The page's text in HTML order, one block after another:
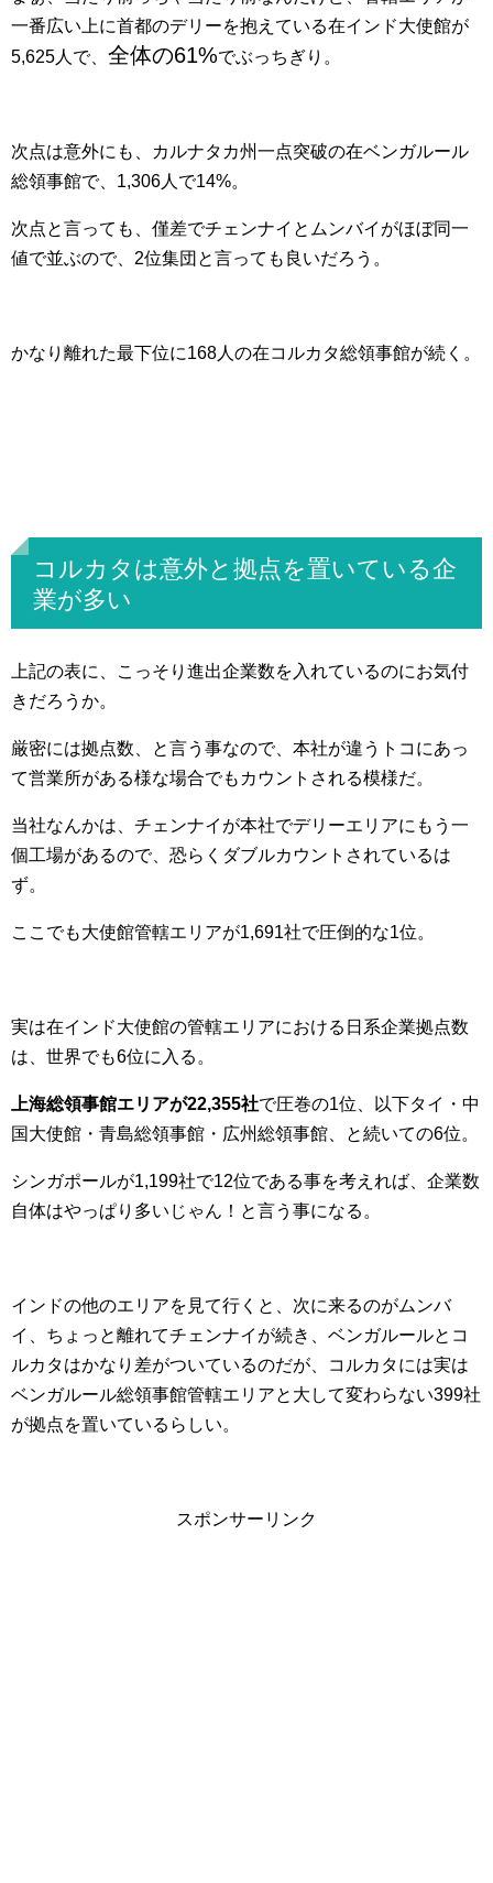
一番広い上に首都のデリーを抱えている在インド大使館が
5,625人で、 全体の61%でぶっちぎり。
次点は意外にも、カルナタカ州一点突破の在ベンガルール
総領事館で、1,306人で14%。
次点と言っても、僅差でチェンナイとムンバイがほぼ同一
値で並ぶので、2位集団と言っても良いだろう。
かなり離れた最下位に168人の在コルカタ総領事館が続く。
コルカタは意外と拠点を置いている企
業が多い
上記の表に、こっそり進出企業数を入れているのにお気付
きだろうか。
厳密には拠点数、と言う事なので、本社が違うトコにあっ
て営業所がある様な場合でもカウントされる模様だ。
当社なんかは、チェンナイが本社でデリーエリアにもう一
個工場があるので、恐らくダブルカウントされているは
ず。
ここでも大使館管轄エリアが1,691社で圧倒的な1位。
実は在インド大使館の管轄エリアにおける日系企業拠点数
は、世界でも6位に入る。
上海総領事館エリアが22,355社で圧巻の1位、以下タイ・中
国大使館・青島総領事館・広州総領事館、と続いての6位。
シンガポールが1,199社で12位である事を考えれば、企業数
自体はやっぱり多いじゃん！と言う事になる。
インドの他のエリアを見て行くと、次に来るのがムンバ
イ、ちょっと離れてチェンナイが続き、ベンガルールとコ
ルカタはかなり差がついているのだが、コルカタには実は
ベンガルール総領事館管轄エリアと大して変わらない399社
が拠点を置いているらしい。
スポンサーリンク